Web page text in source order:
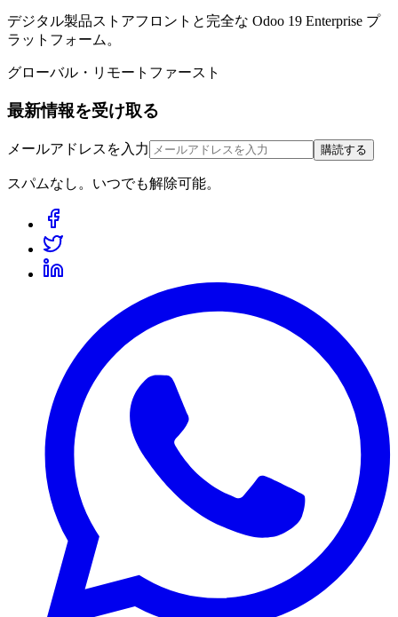
デジタル製品ストアフロントと完全な Odoo 19 Enterprise プ
ラットフォーム。
グローバル・リモートファースト
最新情報を受け取る
メールアドレスを入力 購読する
スパムなし。いつでも解除可能。